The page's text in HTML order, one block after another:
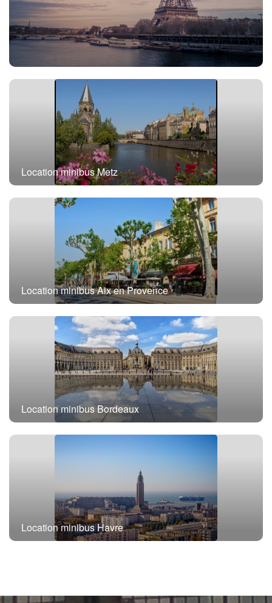
Location minibus avec chauffeur Paris
Location minibus Metz
Location minibus Aix en Provence
Location minibus Bordeaux
Location minibus Havre